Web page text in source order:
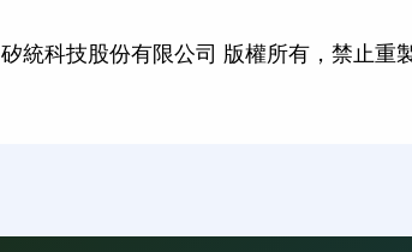
矽統科技股份有限公司 版權所有，禁止重